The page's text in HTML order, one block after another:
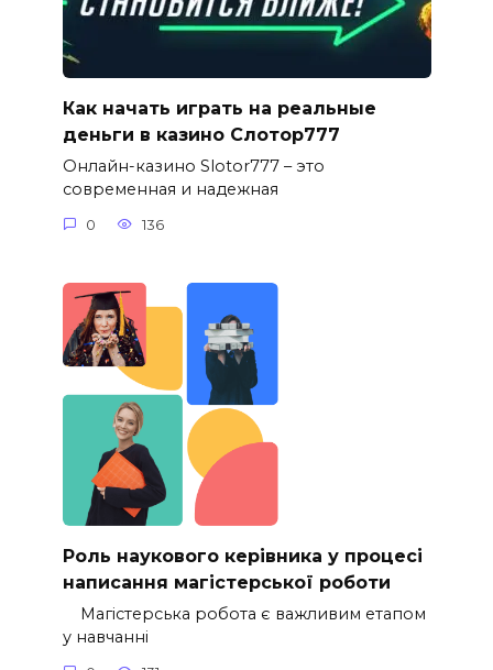
Как начать играть на реальные
деньги в казино Слотор777
Онлайн-казино Slotor777 – это
современная и надежная
0 136
Роль наукового керівника у процесі
написання магістерської роботи
Магістерська робота є важливим етапом
у навчанні